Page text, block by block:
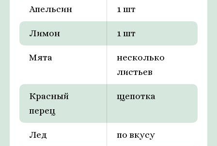
Апельсин 1 шт
Лимон 1 шт
Мята
несколько
листьев
Красный
перец
щепотка
Лед по вкусу